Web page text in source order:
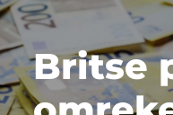
Britse